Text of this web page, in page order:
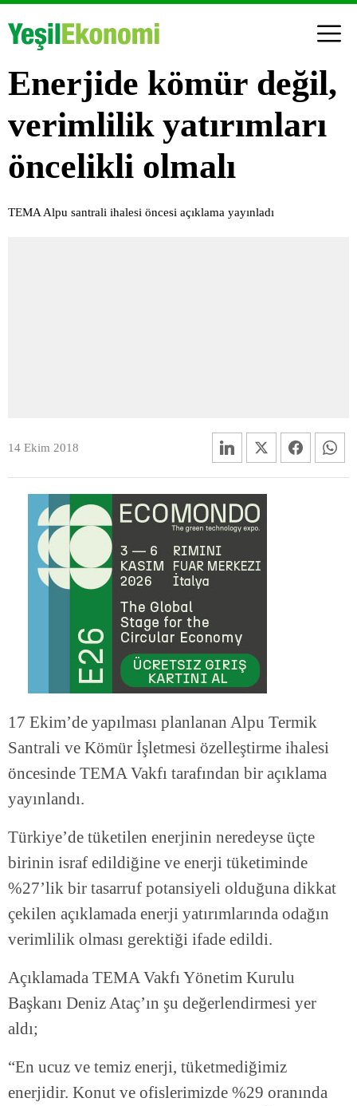
Enerjide kömür değil,
verimlilik yatırımları
öncelikli olmalı
TEMA Alpu santrali ihalesi öncesi açıklama yayınladı
14 Ekim 2018
17 Ekim’de yapılması planlanan Alpu Termik
Santrali ve Kömür İşletmesi özelleştirme ihalesi
öncesinde TEMA Vakfı tarafından bir açıklama
yayınlandı.
Türkiye’de tüketilen enerjinin neredeyse üçte
birinin israf edildiğine ve enerji tüketiminde
%27’lik bir tasarruf potansiyeli olduğuna dikkat
çekilen açıklamada enerji yatırımlarında odağın
verimlilik olması gerektiği ifade edildi.
Açıklamada TEMA Vakfı Yönetim Kurulu
Başkanı Deniz Ataç’ın şu değerlendirmesi yer
aldı;
“En ucuz ve temiz enerji, tüketmediğimiz
enerjidir. Konut ve ofislerimizde %29 oranında